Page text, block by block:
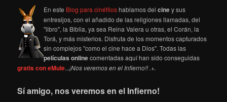
En este Blog para cinéfiloshablamos delciney sus
entresijos, con el añadido de las religiones llamadas, del
"libro", la Biblia, ya sea Reina Valera u otras, el Corán, la
Torá, y más misterios. Disfruta de los momentos capturados
sin complejos "como el cine hace a Dios". Todas las
películas onlinecomentadas aquí han sido conseguidas
gratis con eMule...¡Nos veremos en el Infierno!! .+.
Sí amigo, nos veremos en el Infierno!